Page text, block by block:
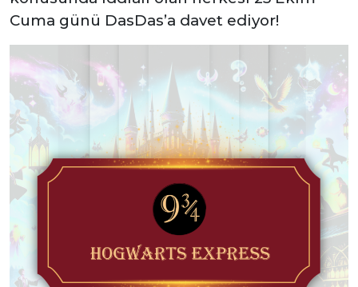
Cuma günü DasDas’a davet ediyor!